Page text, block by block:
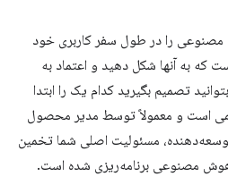
را در طول سفر کاربری خود
به آنها شکل دهید و اعتماد به
تصمیم بگیرید کدام یک را ابتدا
و معمولاً توسط مدیر محصول
مسئولیت اصلی شما تخمین
برنامه‌ریزی شده است.